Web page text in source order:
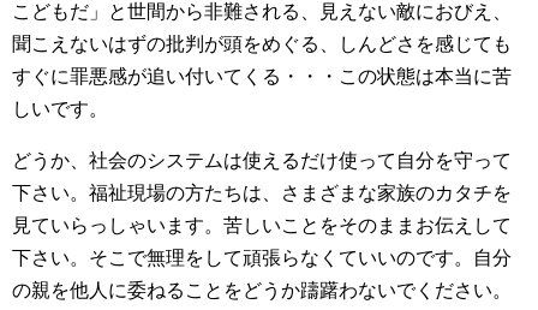
こどもだ」と世間から非難される、見えない敵におびえ、
聞こえないはずの批判が頭をめぐる、しんどさを感じても
すぐに罪悪感が追い付いてくる・・・この状態は本当に苦
しいです。
どうか、社会のシステムは使えるだけ使って自分を守って
下さい。福祉現場の方たちは、さまざまな家族のカタチを
見ていらっしゃいます。苦しいことをそのままお伝えして
下さい。そこで無理をして頑張らなくていいのです。自分
の親を他人に委ねることをどうか躊躇わないでください。